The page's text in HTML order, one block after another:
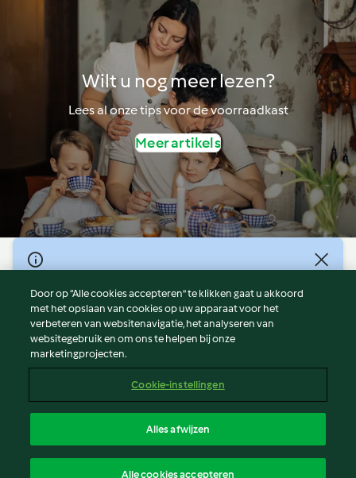
Wilt u nog meer lezen?
Lees al onze tips voor de voorraadkast
Meer artikels
© Copyright 2026
Gebruiksvoorwaarden
Privacybeleid
Disclaimer
Colofon
Verslag Inhoud
Toegankelijkheidsverklaring
Door op “Alle cookies accepteren” te klikken gaat u akkoord
met het opslaan van cookies op uw apparaat voor het
verbeteren van websitenavigatie, het analyseren van
websitegebruik en om ons te helpen bij onze
marketingprojecten.
Cookie-instellingen
Alles afwijzen
Alle cookies accepteren